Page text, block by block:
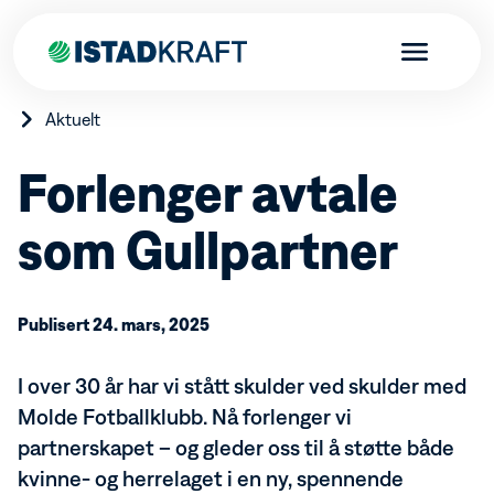
Privat
Bestill strøm
Skal du flytte?
Istad-appen
Aktuelt
Elbillader
Istad Sanntidsmåler
Istad Effektkontroll
Bedrift
Fordeler bedrift
Produkter og tjenester
Endring abonnement fellesmåling
Energinettverk Istad
Markedsrapport
Borettslag
Bestill strøm
Varmepumper
Brann- og innbruddsalarm
Ladeanlegg for borettslag
Kraftproduksjon
Kraftproduksjon
Fjernvarme
Kundeservice
Aktuelt
Forlenger avtale
som Gullpartner
Publisert 24. mars, 2025
I over 30 år har vi stått skulder ved skulder med
Molde Fotballklubb. Nå forlenger vi
partnerskapet – og gleder oss til å støtte både
kvinne- og herrelaget i en ny, spennende